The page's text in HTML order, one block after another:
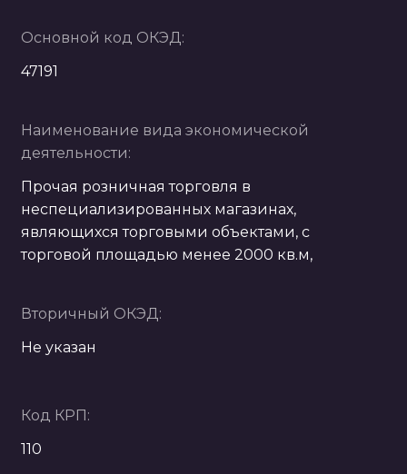
Основной код ОКЭД:
47191
Наименование вида экономической
деятельности:
Прочая розничная торговля в
неспециализированных магазинах,
являющихся торговыми объектами, с
торговой площадью менее 2000 кв.м,
Вторичный ОКЭД:
Не указан
Код КРП:
110